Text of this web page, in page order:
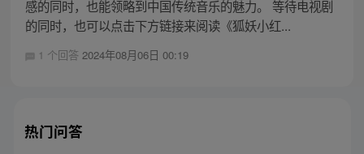
感的同时，也能领略到中国传统音乐的魅力。 等待电视剧
的同时，也可以点击下方链接来阅读《狐妖小红...
1 个回答 2024年08月06日 00:19
热门问答